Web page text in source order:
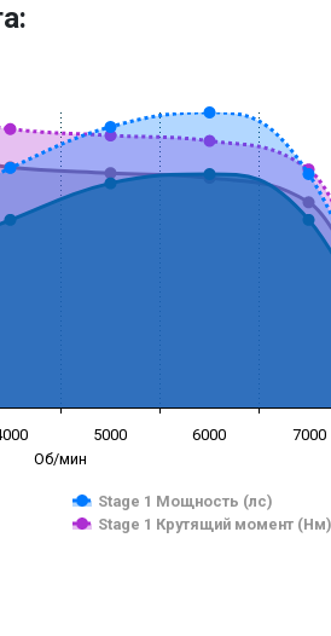
Об/мин
Stage 1 Мощность (лс)
Stage 1 Крутящий момент (Нм)
5000 6000 7000